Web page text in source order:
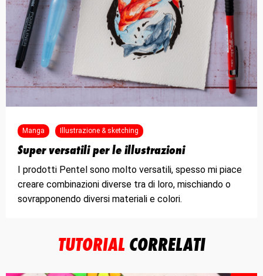
Manga Illustrazione & sketching
Super versatili per le illustrazioni
I prodotti Pentel sono molto versatili, spesso mi piace
creare combinazioni diverse tra di loro, mischiando o
sovrapponendo diversi materiali e colori.
TUTORIAL CORRELATI